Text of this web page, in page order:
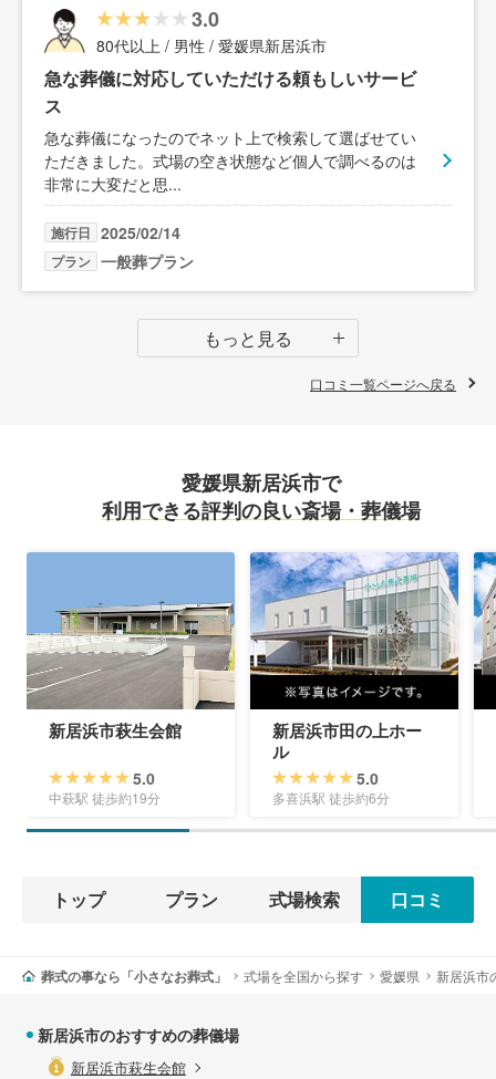
3.0
80代以上 / 男性 / 愛媛県新居浜市
急な葬儀に対応していただける頼もしいサービ
ス
急な葬儀になったのでネット上で検索して選ばせてい
ただきました。式場の空き状態など個人で調べるのは
非常に大変だと思...
施行日 2025/02/14
プラン 一般葬プラン
もっと見る
口コミ一覧ページへ戻る
愛媛県新居浜市で
利用できる評判の良い斎場・葬儀場
新居浜市萩生会館
5.0
中萩駅 徒歩約19分
新居浜市田の上ホー
ル
5.0
多喜浜駅 徒歩約6分
トップ プラン 式場検索 口コミ
葬式の事なら「小さなお葬式」 式場を全国から探す 愛媛県 新居浜市
新居浜市のおすすめの葬儀場
新居浜市萩生会館